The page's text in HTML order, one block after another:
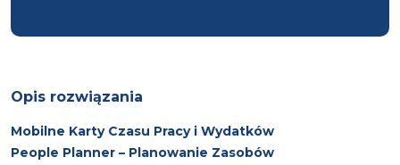
Opis rozwiązania
Mobilne Karty Czasu Pracy i Wydatków
People Planner – Planowanie Zasobów